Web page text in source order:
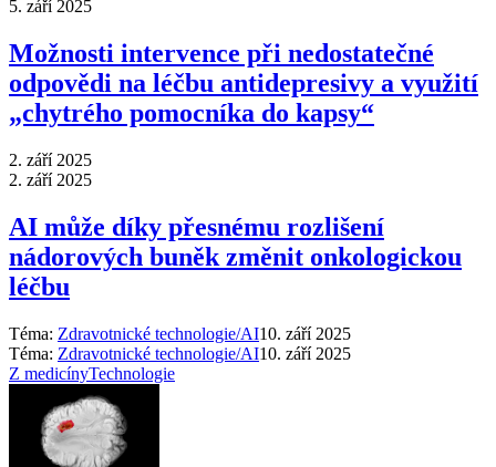
5. září 2025
Možnosti intervence při nedostatečné
odpovědi na léčbu antidepresivy a využití
„chytrého pomocníka do kapsy“
2. září 2025
2. září 2025
AI může díky přesnému rozlišení
nádorových buněk změnit onkologickou
léčbu
Téma: Zdravotnické technologie/AI10. září 2025
Téma: Zdravotnické technologie/AI10. září 2025
Z medicínyTechnologie